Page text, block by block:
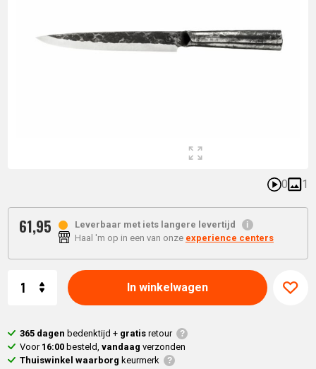
0 1
61,95
Leverbaar met iets langere levertijd
Haal 'm op in een van onze experience centers
In winkelwagen
365 dagen bedenktijd + gratisretour
Voor 16:00 besteld,vandaag verzonden
Thuiswinkel waarborg keurmerk